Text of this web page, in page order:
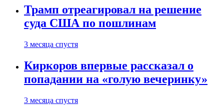
Трамп отреагировал на решение
суда США по пошлинам
3 месяца спустя
Киркоров впервые рассказал о
попадании на «голую вечеринку»
3 месяца спустя